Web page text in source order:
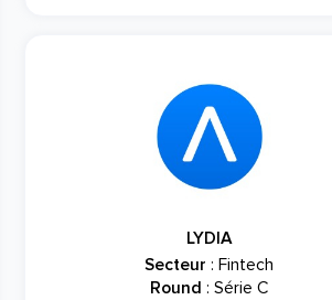
LYDIA
Secteur : Fintech
Round : Série C